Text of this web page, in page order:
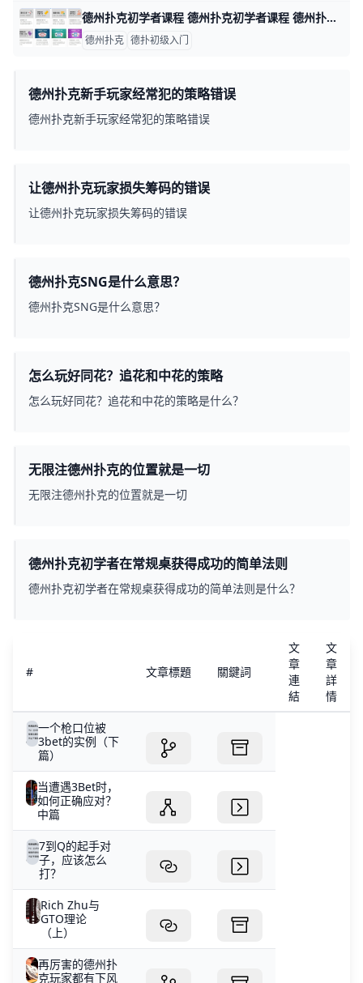
德州扑克初学者课程 德州扑克初学者课程 德州扑克初学者的福音来了，德州扑克初学者基础+进阶课程，可以解决德扑初学者的碰到的大部分问题！ 该视频课程共29节课（基础教
德州扑克 德扑初级入门
德州扑克新手玩家经常犯的策略错误
德州扑克新手玩家经常犯的策略错误
让德州扑克玩家损失筹码的错误
让德州扑克玩家损失筹码的错误
德州扑克SNG是什么意思？
德州扑克SNG是什么意思？
怎么玩好同花？追花和中花的策略
怎么玩好同花？追花和中花的策略是什么？
无限注德州扑克的位置就是一切
无限注德州扑克的位置就是一切
德州扑克初学者在常规桌获得成功的简单法则
德州扑克初学者在常规桌获得成功的简单法则是什么？
# 文章標題 關鍵詞
文
章
連
結
文
章
詳
情
一个枪口位被
3bet的实例（下
篇）
当遭遇3Bet时，
如何正确应对？
中篇
7到Q的起手对
子，应该怎么
打？
Rich Zhu与
GTO理论
（上）
再厉害的德州扑
克玩家都有下风